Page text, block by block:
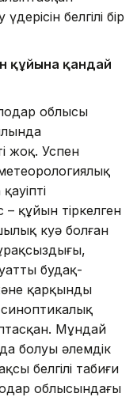
белгілі бір
құйынға қандай
облысы
жоқ. Успен
құйын тіркелген
куә болған
будақ-
қарқынды
синоптикалық
Мұндай
болуы әлемдік
белгілі табиғи
облысындағы